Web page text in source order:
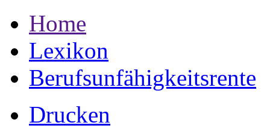
Home
Lexikon
Berufsunfähigkeitsrente
Drucken